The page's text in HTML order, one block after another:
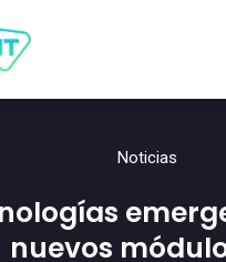
Noticias
nuevos